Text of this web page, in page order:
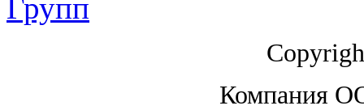
Компания